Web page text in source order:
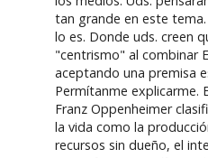
tan grande en este
lo es. Donde uds. creen
"centrismo" al combinar
aceptando una premisa
Permítanme explicarme.
Franz Oppenheimer
la vida como la
recursos sin dueño, el